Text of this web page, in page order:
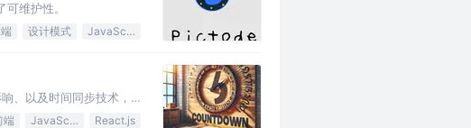
维护性。
设计模式 JavaScript
、以及时间同步技术，
端 JavaScript React.js